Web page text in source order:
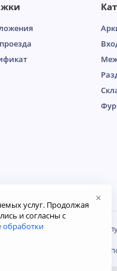
характер и не является
файлов Cookies и других
услуг. Продолжая
и согласны с
обработки
×